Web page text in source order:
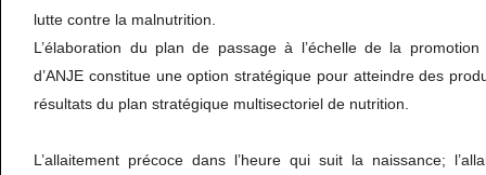
lutte contre la malnutrition.
L’élaboration du plan de passage à l’échelle de la
d’ANJE constitue une option stratégique pour atteindre des
résultats du plan stratégique multisectoriel de nutrition.
L’allaitement précoce dans l’heure qui suit la naissance;